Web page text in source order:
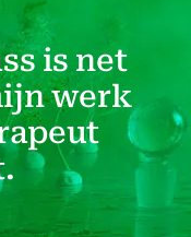
is net
werk